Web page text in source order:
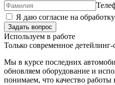
Я даю согласие на
Используем в работе
Только современное
Мы в курсе последних
обновляем оборудование и
понимаем, что качество